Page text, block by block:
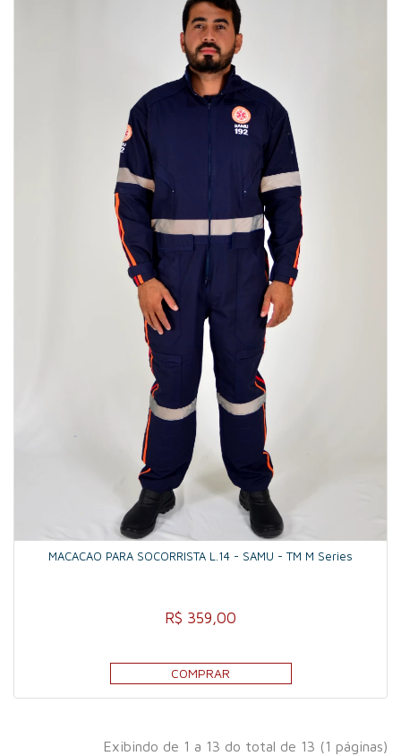
MACACAO PARA SOCORRISTA L.14 - SAMU - TM M Series
R$ 359,00
COMPRAR
Exibindo de 1 a 13 do total de 13 (1 páginas)